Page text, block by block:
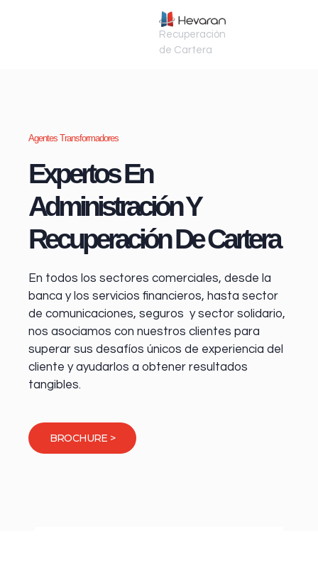
Recuperación
de Cartera
Agentes Transformadores
Expertos En
Administración Y
Recuperación De Cartera
En todos los sectores comerciales, desde la
banca y los servicios financieros, hasta sector
de comunicaciones, seguros y sector solidario,
nos asociamos con nuestros clientes para
superar sus desafíos únicos de experiencia del
cliente y ayudarlos a obtener resultados
tangibles.
BROCHURE >